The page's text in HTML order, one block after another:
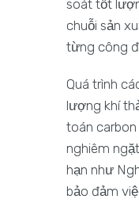
soát tốt
chuỗi sản
từng công
Quá trình
lượng khí
toán
nghiêm
hạn như
bảo đảm